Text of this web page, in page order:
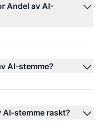
Andel av AI-
AI-stemme?
AI-stemme raskt?